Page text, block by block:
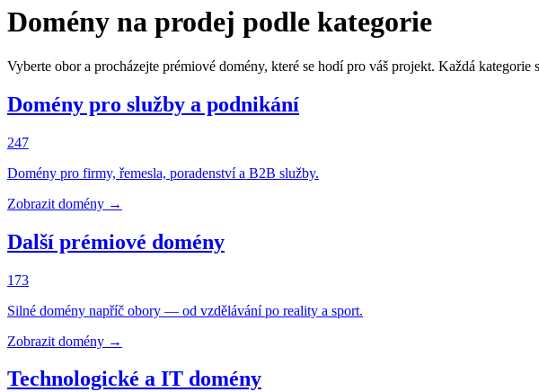
Domény na prodej podle kategorie
Vyberte obor a procházejte prémiové domény, které se hodí pro váš projekt. Každá
Domény pro služby a podnikání
247
Domény pro firmy, řemesla, poradenství a B2B služby.
Zobrazit domény →
Další prémiové domény
173
Silné domény napříč obory — od vzdělávání po reality a sport.
Zobrazit domény →
Technologické a IT domény